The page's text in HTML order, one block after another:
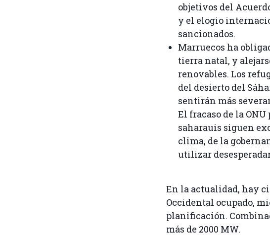
objetivos del
y el elogio
sancionados.
Marruecos ha
tierra natal, y
renovables. Los
del desierto del
sentirán más
El fracaso de la
saharauis siguen
clima, de la
utilizar
En la actualidad, hay
Occidental ocupado,
planificación.
más de 2000 MW.